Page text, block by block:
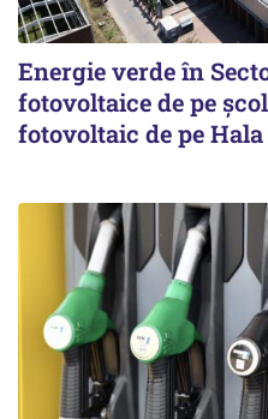
Energie verde în
fotovoltaice de pe
fotovoltaic de pe